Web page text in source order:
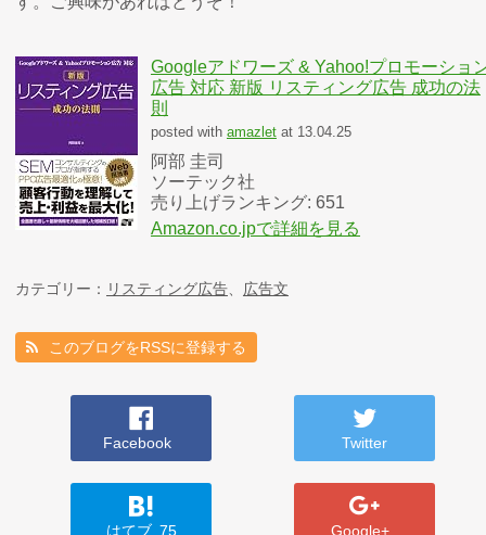
Googleアドワーズ & Yahoo!プロモーショ
広告 対応 新版 リスティング広告 成功の法
則
posted with amazletat 13.04.25
阿部 圭司
ソーテック社
売り上げランキング: 651
Amazon.co.jpで詳細を見る
カテゴリー： リスティング広告、 広告文
このブログをRSSに登録する
Facebook Twitter
はてブ 75 Google+